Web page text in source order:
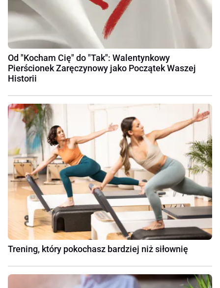
Od "Kocham Cię" do "Tak": Walentynkowy
Pierścionek Zaręczynowy jako Początek Waszej
Historii
Trening, który pokochasz bardziej niż siłownię